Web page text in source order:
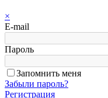
×
E-mail
Пароль
Запомнить меня
Забыли пароль?
Регистрация